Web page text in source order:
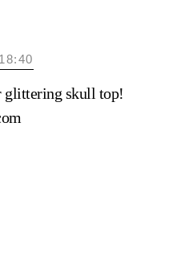
skull top!